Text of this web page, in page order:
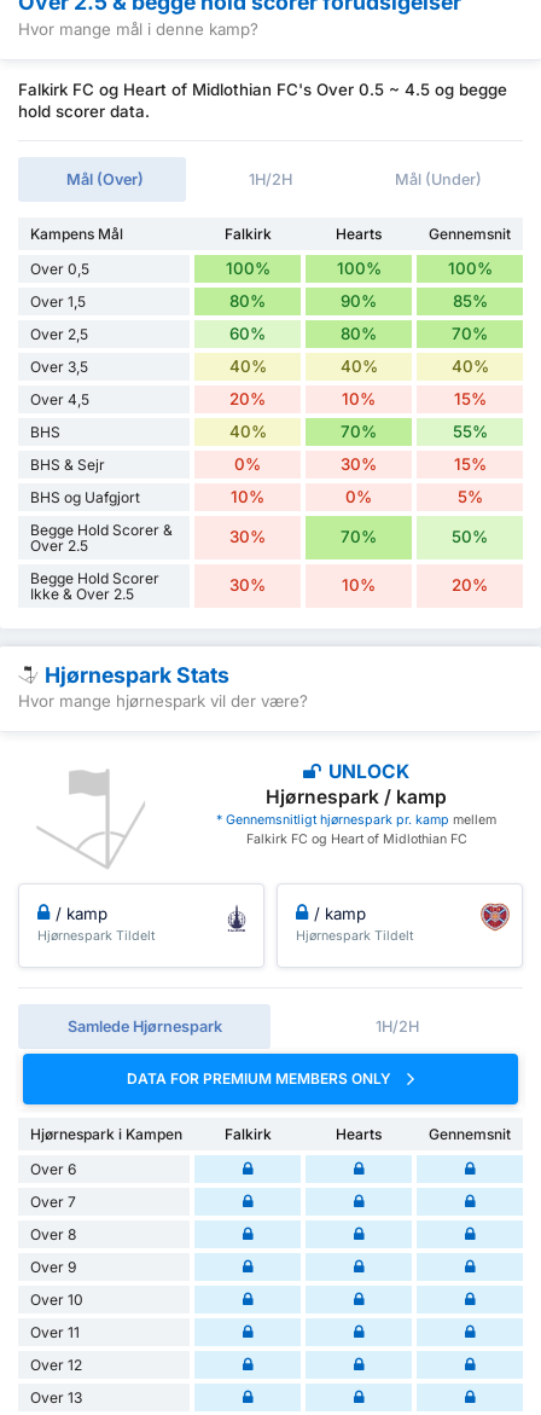
Hvor mange mål i denne kamp?
Falkirk FC og Heart of Midlothian FC's Over 0.5 ~ 4.5 og begge
hold scorer data.
Mål (Over) 1H/2H Mål (Under)
Kampens Mål Falkirk Hearts
Gennemsnit
Over 0,5
100% 100% 100%
Over 1,5 80% 90% 85%
Over 2,5 60% 80% 70%
Over 3,5 40% 40% 40%
Over 4,5 20% 10% 15%
BHS 40% 70% 55%
BHS & Sejr 0% 30% 15%
BHS og Uafgjort 10% 0% 5%
Begge Hold Scorer &
Over 2.5
30% 70% 50%
Begge Hold Scorer
Ikke & Over 2.5
30% 10% 20%
Hjørnespark Stats
Hvor mange hjørnespark vil der være?
UNLOCK
Hjørnespark / kamp
* Gennemsnitligt hjørnespark pr. kamp mellem
Falkirk FC og Heart of Midlothian FC
/ kamp
Hjørnespark Tildelt
/ kamp
Hjørnespark Tildelt
Samlede Hjørnespark 1H/2H
DATA FOR PREMIUM MEMBERS ONLY
Hjørnespark i Kampen Falkirk Hearts
Gennemsnit
Over 6
Over 7
Over 8
Over 9
Over 10
Over 11
Over 12
Over 13